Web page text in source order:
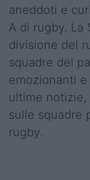
aneddoti e
A di rugby. La
divisione del
squadre del
emozionanti
ultime
sulle squadre
rugby.